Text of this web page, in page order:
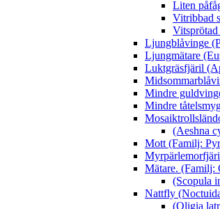
Liten
Vitribbad
Ljungblåvinge
Ljungmätare
Luktgräsfjäril
Mindre
Mindre
(Aeshna
Mott (Familj:
Mätare. (Familj:
(Scopula
Nattfly
(Oligia